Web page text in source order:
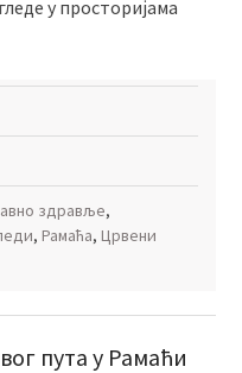
у просторијама
здравље,
, Рамаћа, Црвени
пута у Рамаћи